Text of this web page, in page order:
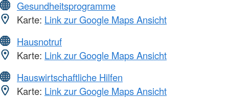
Gesundheitsprogramme
Karte: Link zur Google Maps Ansicht
Hausnotruf
Karte: Link zur Google Maps Ansicht
Hauswirtschaftliche Hilfen
Karte: Link zur Google Maps Ansicht